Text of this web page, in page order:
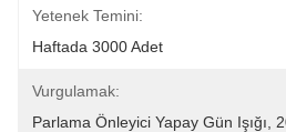
Yetenek Temini:
Haftada 3000 Adet
Vurgulamak:
Parlama Önleyici Yapay Gün Işığı